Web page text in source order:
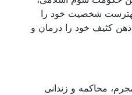
بهترست شخصیت خود را
ذهن کثیف خود را درمان و
محاکمه و زندانی